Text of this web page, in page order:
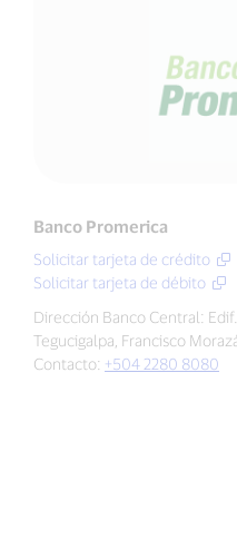
Banco Promerica
Solicitar tarjeta de crédito
Solicitar tarjeta de débito
Dirección Banco Central:
Tegucigalpa, Francisco
Contacto: +504 2280 8080